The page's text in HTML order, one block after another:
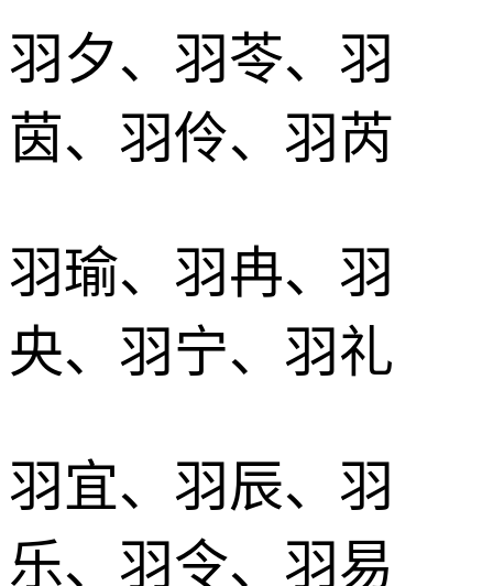
羽夕、羽苓、羽
茵、羽伶、羽芮
羽瑜、羽冉、羽
央、羽宁、羽礼
羽宜、羽辰、羽
乐、羽令、羽易